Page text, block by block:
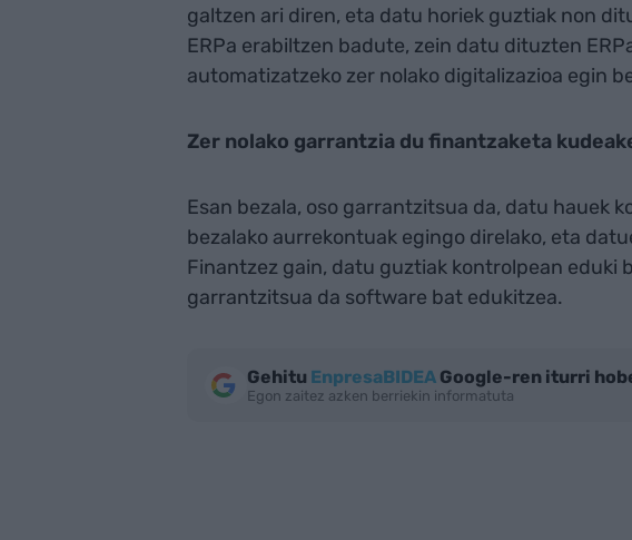
galtzen ari diren, eta datu horiek guztiak non
ERPa erabiltzen badute, zein datu dituzten
automatizatzeko zer nolako digitalizazioa egin
Zer nolako garrantzia du finantzaketa
Esan bezala, oso garrantzitsua da, datu hauek
bezalako aurrekontuak egingo direlako, eta
Finantzez gain, datu guztiak kontrolpean eduki
garrantzitsua da software bat edukitzea.
Gehitu EnpresaBIDEAGoogle-ren iturri
Egon zaitez azken berriekin informatuta